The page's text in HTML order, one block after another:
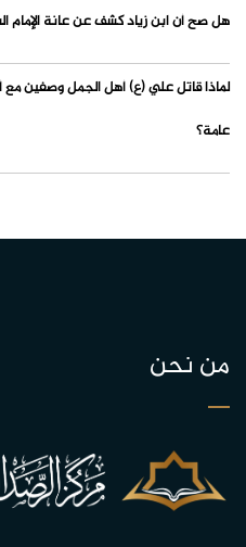
هل صح أن ابن زياد كشف عن عانة الإمام
لماذا قاتل علي (ع) أهل الجمل وصفين
عامة؟
من نحن